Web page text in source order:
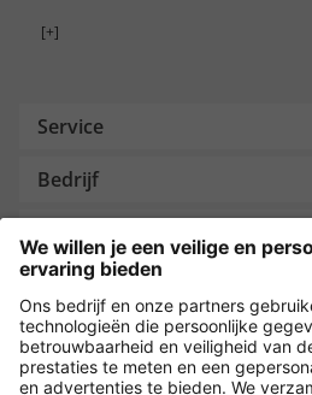
[+]
Service
Bedrijf
Payment and Delivery
Versleuteling met